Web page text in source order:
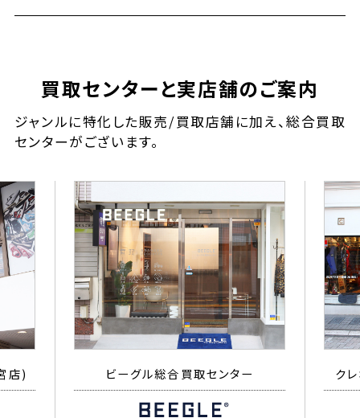
買取センターと実店舗のご案内
ジャンルに特化した販売/買取店舗に加え、総合買取
センターがございます。
店) ビーグル総合買取センター ク